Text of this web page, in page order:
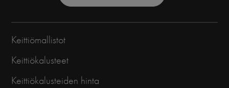
Keittiömallistot
Keittiökalusteet
Keittiökalusteiden hinta